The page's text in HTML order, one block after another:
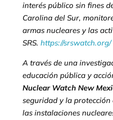
interés público sin fines
Carolina del Sur,
armas nucleares y las
SRS. https://srswatch.org/
A través de una
educación pública y
Nuclear Watch New
seguridad y la
las instalaciones